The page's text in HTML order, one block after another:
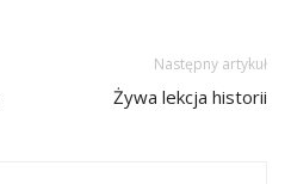
Następny artykuł
Żywa lekcja historii